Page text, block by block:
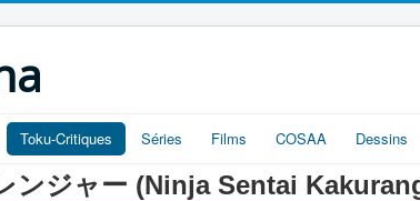
Toku-Critiques Séries Films COSAA Dessins
ンジャー (Ninja Sentai